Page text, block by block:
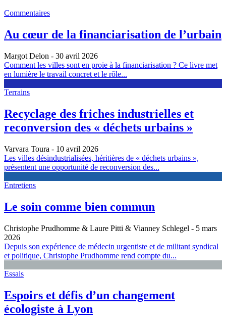
Commentaires
Au cœur de la financiarisation de l’urbain
Margot Delon - 30 avril 2026
Comment les villes sont en proie à la financiarisation ? Ce livre met
en lumière le travail concret et le rôle...
Terrains
Recyclage des friches industrielles et
reconversion des « déchets urbains »
Varvara Toura - 10 avril 2026
Les villes désindustrialisées, héritières de « déchets urbains »,
présentent une opportunité de reconversion des...
Entretiens
Le soin comme bien commun
Christophe Prudhomme & Laure Pitti & Vianney Schlegel - 5 mars
2026
Depuis son expérience de médecin urgentiste et de militant syndical
et politique, Christophe Prudhomme rend compte du...
Essais
Espoirs et défis d’un changement
écologiste à Lyon